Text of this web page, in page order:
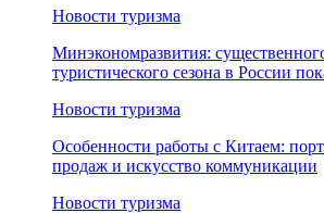
Новости туризма
Минэкономразвития:
туристического сезона в России
Новости туризма
Особенности работы с Китаем:
продаж и искусство коммуникации
Новости туризма